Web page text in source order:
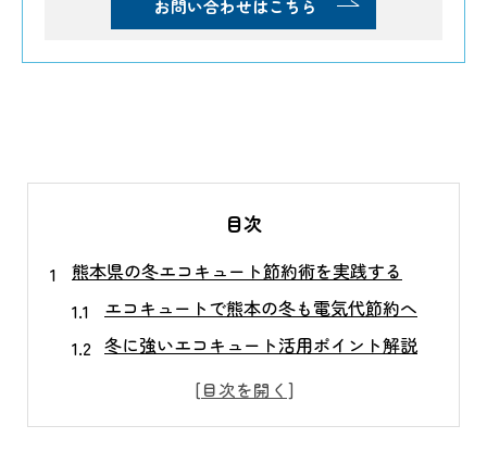
お問い合わせはこちら
目次
熊本県の冬エコキュート節約術を実践する
エコキュートで熊本の冬も電気代節約へ
冬に強いエコキュート活用ポイント解説
熊本県の気温に合わせた運転方法とは